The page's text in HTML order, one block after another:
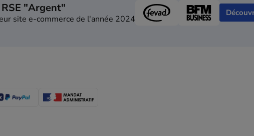
"Argent"
site e-commerce de l'année 2024